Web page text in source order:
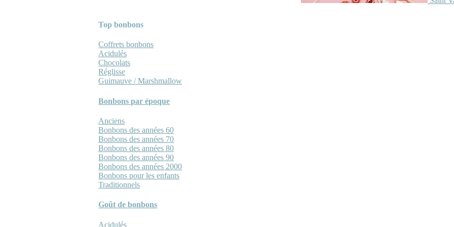
Top bonbons
Coffrets bonbons
Acidulés
Chocolats
Réglisse
Guimauve / Marshmallow
Bonbons par époque
Anciens
Bonbons des années 60
Bonbons des années 70
Bonbons des années 80
Bonbons des années 90
Bonbons des années 2000
Bonbons pour les enfants
Traditionnels
Goût de bonbons
Acidulés